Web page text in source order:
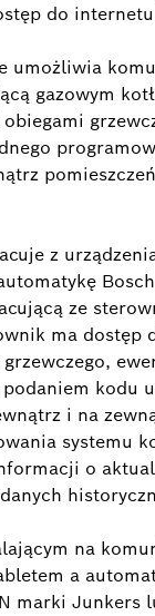
do
umożliwia
gazowym
z
ze
ma dostęp
kodu
i na
systemu
o
na
a
marki Junkers